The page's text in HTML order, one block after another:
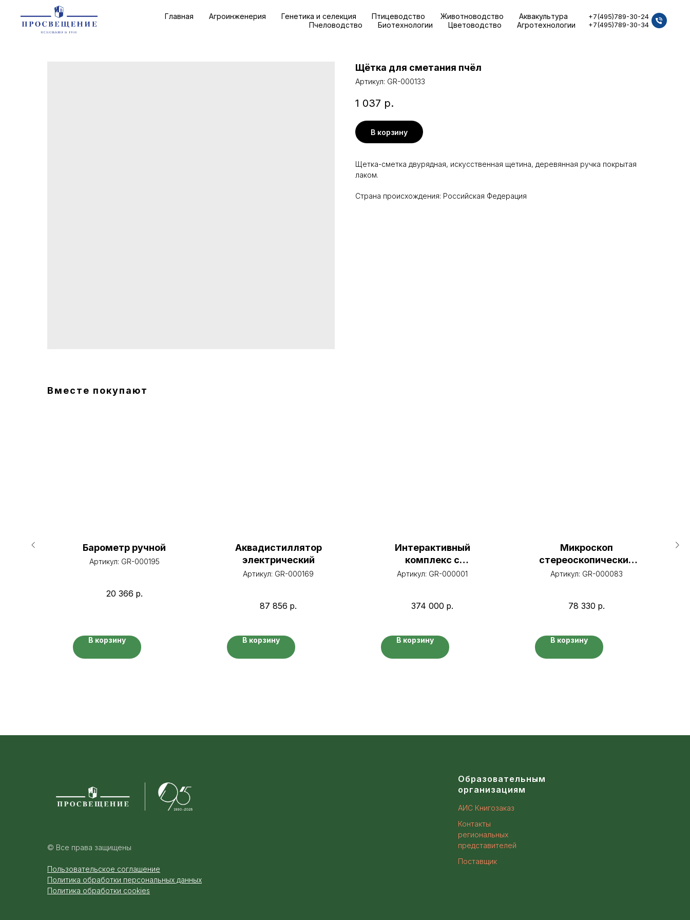
Главная Агроинженерия Генетика и селекция Птицеводство Животноводство
Аквакультура
Пчеловодство
Биотехнологии Цветоводство Агротехнологии
+7(495)789-30-24
+7(495)789-30-34
Щётка для сметания пчёл
Артикул: GR-000133
1 037 р.
В корзину
Щетка-сметка двурядная, искусственная щетина, деревянная ручка покрытая
лаком.
Страна происхождения: Российская Федерация
Вместе покупают
Барометр ручной
Артикул: GR-000195
20 366 р.
В корзину
Аквадистиллятор
электрический
Артикул: GR-000169
87 856 р.
В корзину
Интерактивный
комплекс с
вычислительным
Артикул: GR-000001
374 000 р.
В корзину
Микроскоп
стереоскопический
бинокулярный
Артикул: GR-000083
78 330 р.
В корзину
© Все права защищены
Пользовательское соглашение
Политика обработки персональных данных
Политика обработки cookies
Образовательным
организациям
АИС Книгозаказ
Контакты
региональных
представителей
Поставщик